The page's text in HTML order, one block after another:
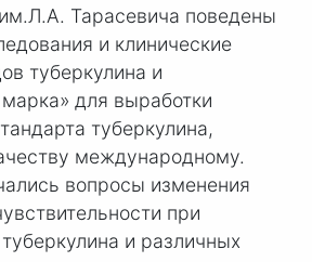
Тарасевича поведены
и клинические
туберкулина и
для выработки
туберкулина,
международному.
вопросы изменения
при
и различных